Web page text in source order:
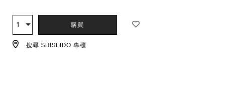
TO
CART
OPTIONS
ACTIONS
數
量
1 購買
搜尋 SHISEIDO 專櫃